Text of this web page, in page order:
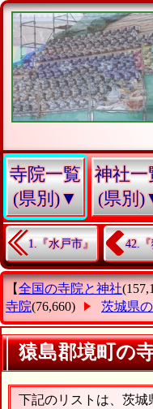
寺院一覧
(県別)▼
神社一
(県別
1.『水戸市』 42.
【全国の寺院と神社
寺院(76,660) 茨城県
猿島郡境町の
下記のリストは、茨城